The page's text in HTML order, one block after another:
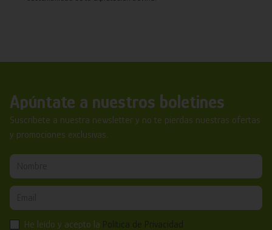
Apúntate a nuestros boletines
Suscríbete a nuestra newsletter y no te pierdas nuestras ofertas
y promociones exclusivas.
He leído y acepto la